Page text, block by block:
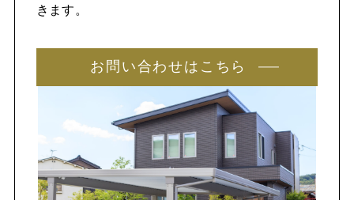
きます。
お問い合わせはこちら